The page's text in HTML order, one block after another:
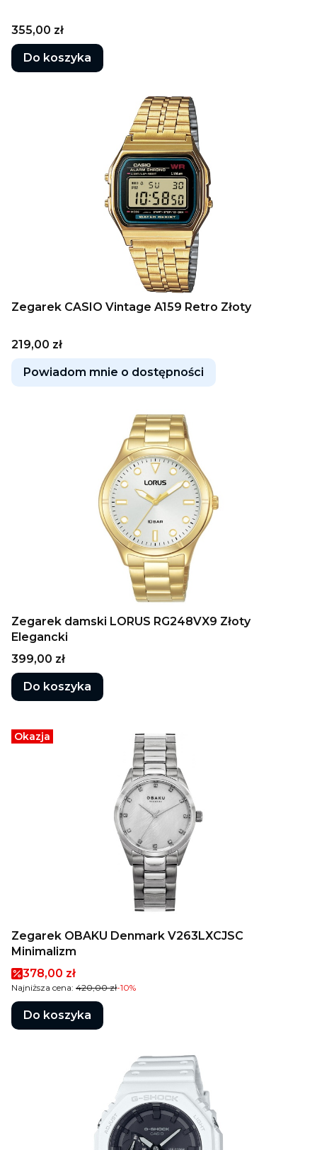
Cena
355,00 zł
Do koszyka
Zegarek CASIO Vintage A159 Retro Złoty
Cena
219,00 zł
Powiadom mnie o dostępności
Zegarek damski LORUS RG248VX9 Złoty
Elegancki
Cena
399,00 zł
Do koszyka
Okazja
Zegarek OBAKU Denmark V263LXCJSC
Minimalizm
Cena promocyjna
378,00 zł
Najniższa cena: 420,00 zł-10%
Do koszyka